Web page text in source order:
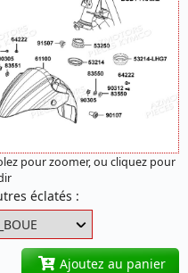
pour zoomer, ou cliquez pour
éclatés :
Ajoutez au panier